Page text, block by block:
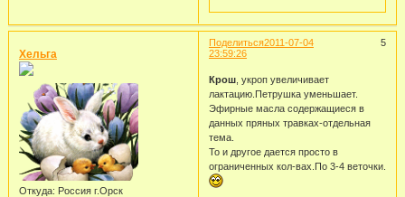
Поделиться 5
2011-07-04
23:59:26
Хельга
Откуда: Россия г.Орск
Крош, укроп увеличивает
лактацию.Петрушка уменьшает.
Эфирные масла содержащиеся в
данных пряных травках-отдельная
тема.
То и другое дается просто в
ограниченных кол-вах.По 3-4 веточки.